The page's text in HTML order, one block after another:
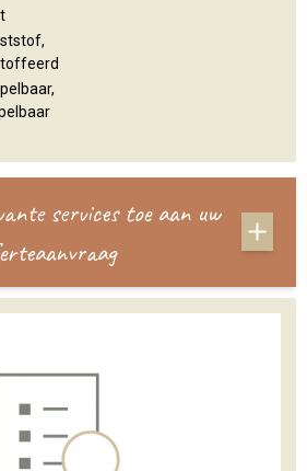
services toe aan uw